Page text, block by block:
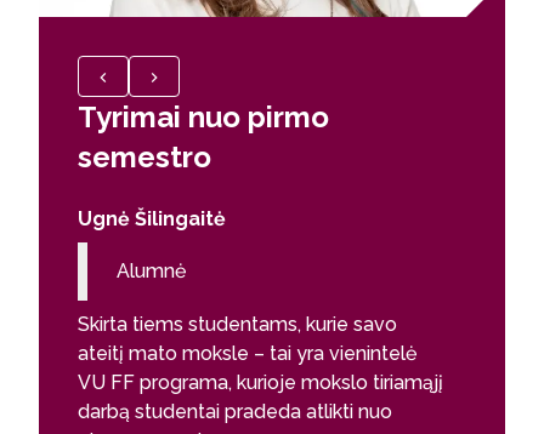
Tyrimai nuo pirmo
semestro
Ugnė Šilingaitė
Alumnė
Skirta tiems studentams, kurie savo
ateitį mato moksle – tai yra vienintelė
VU FF programa, kurioje mokslo tiriamąjį
darbą studentai pradeda atlikti nuo